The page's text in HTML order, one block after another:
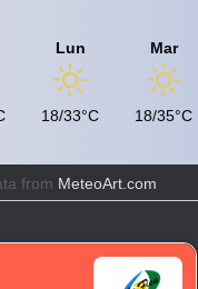
Lun
18/33°C
Mar
18/35°C
from MeteoArt.com